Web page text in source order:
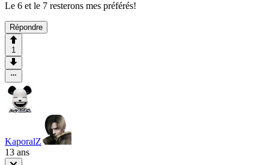
Le 6 et le 7 resterons mes préférés!
Répondre
1
KaporalZ
13 ans